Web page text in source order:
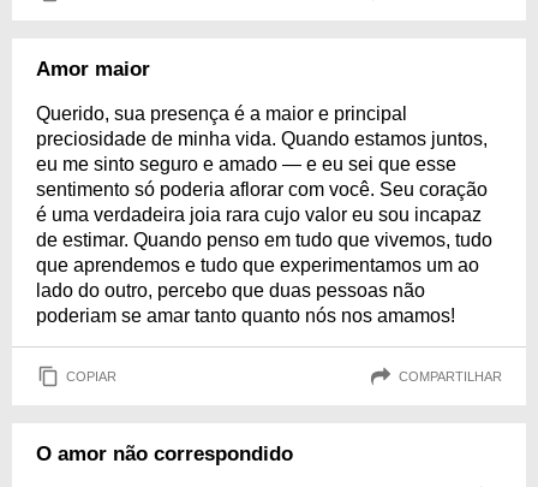
Amor maior
Querido, sua presença é a maior e principal
preciosidade de minha vida. Quando estamos juntos,
eu me sinto seguro e amado — e eu sei que esse
sentimento só poderia aflorar com você. Seu coração
é uma verdadeira joia rara cujo valor eu sou incapaz
de estimar. Quando penso em tudo que vivemos, tudo
que aprendemos e tudo que experimentamos um ao
lado do outro, percebo que duas pessoas não
poderiam se amar tanto quanto nós nos amamos!
COPIAR COMPARTILHAR
O amor não correspondido